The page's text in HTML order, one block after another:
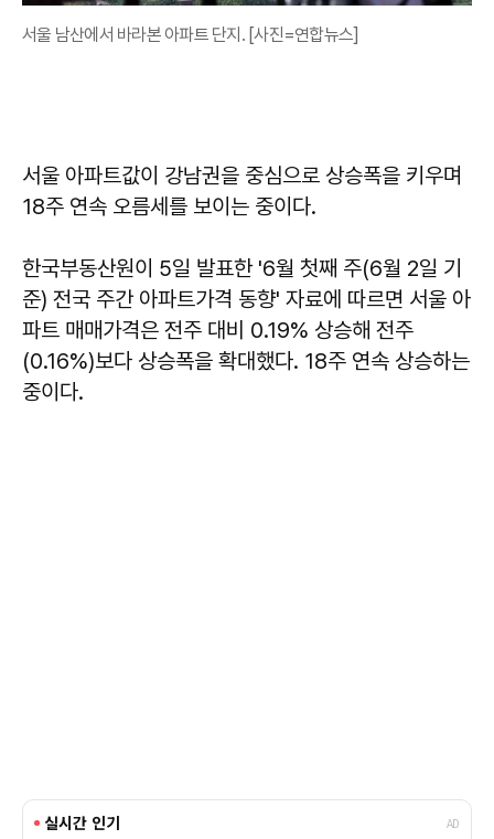
서울 남산에서 바라본 아파트 단지. [사진=연합뉴스]
서울 아파트값이 강남권을 중심으로 상승폭을 키우며
18주 연속 오름세를 보이는 중이다.
한국부동산원이 5일 발표한 '6월 첫째 주(6월 2일 기
준) 전국 주간 아파트가격 동향' 자료에 따르면 서울 아
파트 매매가격은 전주 대비 0.19% 상승해 전주
(0.16%)보다 상승폭을 확대했다. 18주 연속 상승하는
중이다.